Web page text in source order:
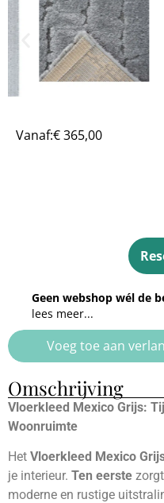
Vanaf:€365,00
Geen webshop wél de
lees meer...
Voeg toe aan
Omschrijving
Vloerkleed Mexico Grijs:
Woonruimte
Het Vloerkleed Mexico
je interieur. Ten eerste
moderne en rustige